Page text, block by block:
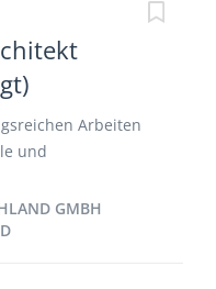
Arbeiten
und
und
Instandhaltungs-
GMBH